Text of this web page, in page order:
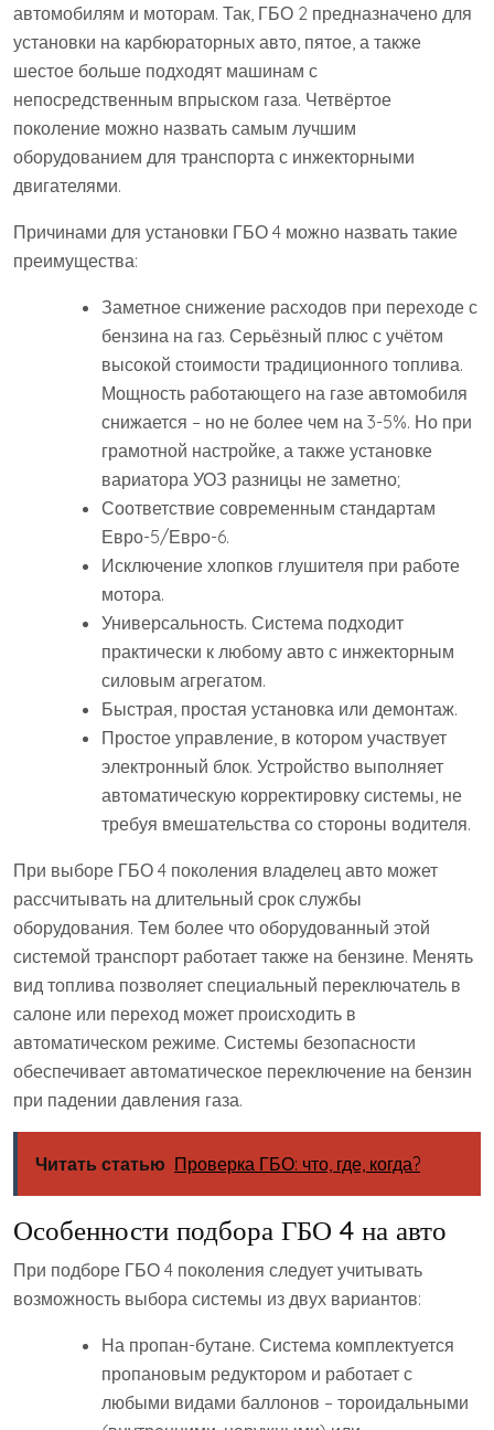
автомобилям и моторам. Так, ГБО 2 предназначено для
установки на карбюраторных авто, пятое, а также
шестое больше подходят машинам с
непосредственным впрыском газа. Четвёртое
поколение можно назвать самым лучшим
оборудованием для транспорта с инжекторными
двигателями.
Причинами для установки ГБО 4 можно назвать такие
преимущества:
Заметное снижение расходов при переходе с
бензина на газ. Серьёзный плюс с учётом
высокой стоимости традиционного топлива.
Мощность работающего на газе автомобиля
снижается – но не более чем на 3-5%. Но при
грамотной настройке, а также установке
вариатора УОЗ разницы не заметно;
Соответствие современным стандартам
Евро-5/Евро-6.
Исключение хлопков глушителя при работе
мотора.
Универсальность. Система подходит
практически к любому авто с инжекторным
силовым агрегатом.
Быстрая, простая установка или демонтаж.
Простое управление, в котором участвует
электронный блок. Устройство выполняет
автоматическую корректировку системы, не
требуя вмешательства со стороны водителя.
При выборе ГБО 4 поколения владелец авто может
рассчитывать на длительный срок службы
оборудования. Тем более что оборудованный этой
системой транспорт работает также на бензине. Менять
вид топлива позволяет специальный переключатель в
салоне или переход может происходить в
автоматическом режиме. Системы безопасности
обеспечивает автоматическое переключение на бензин
при падении давления газа.
Читать статью Проверка ГБО: что, где, когда?
Особенности подбора ГБО 4 на авто
При подборе ГБО 4 поколения следует учитывать
возможность выбора системы из двух вариантов:
На пропан-бутане. Система комплектуется
пропановым редуктором и работает с
любыми видами баллонов – тороидальными